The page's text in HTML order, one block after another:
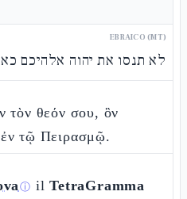
EBRAICO (MT)
לא תנסו את יהוה אלהיכם
τὸν θεόν σου, ὃν
ἐν τῷ Πειρασμῷ.
ⓘ ilTetraGramma